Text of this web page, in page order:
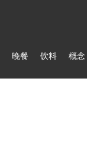
晚餐 饮料 概念